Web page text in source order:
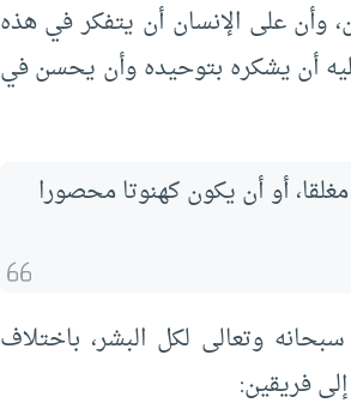
وأن على الإنسان أن يتفكر في هذه
أن يشكره بتوحيده وأن يحسن في
أو أن يكون كهنوتا محصورا
وتعالى لكل البشر، باختلاف
فريقين: